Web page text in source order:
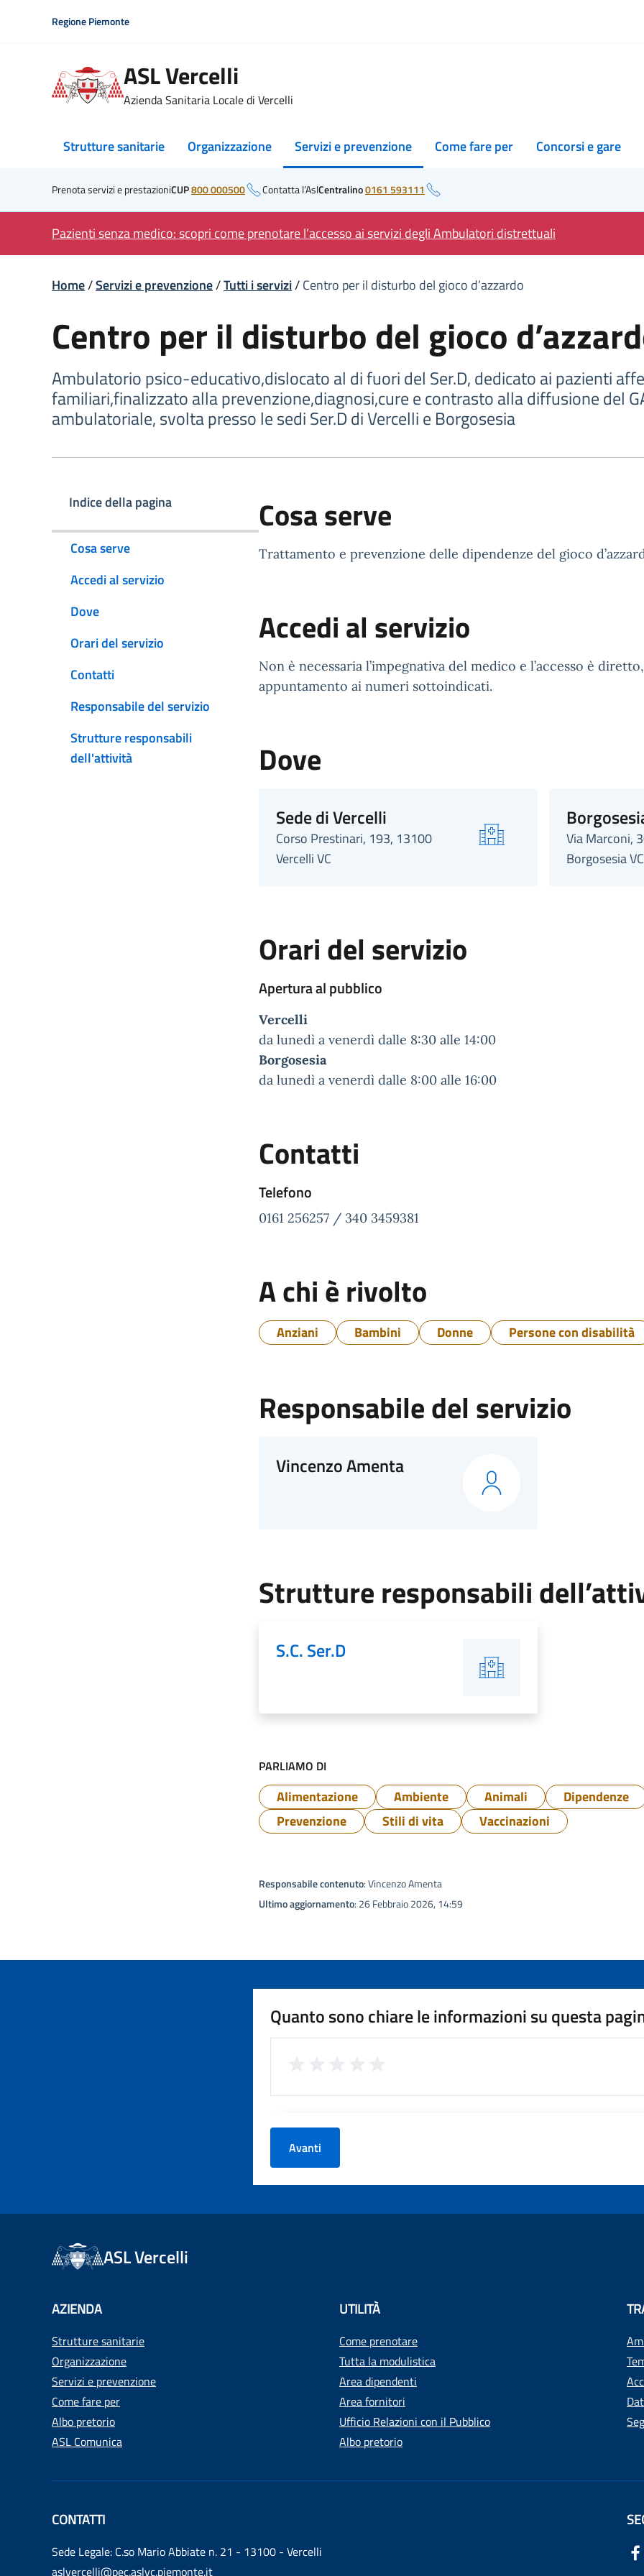
Regione Piemonte
ASL Vercelli
Azienda Sanitaria Locale di Vercelli
Strutture sanitarie Organizzazione Servizi e prevenzione Come fare per Concorsi e gare
Prenota servizi e prestazioniCUP800 000500 Contatta l’AslCentralino0161 593111
Pazienti senza medico: scopri come prenotare l’accesso ai servizi degli Ambulatori distrettuali
Home/Servizi e prevenzione/Tutti i servizi/Centro per il disturbo del gioco d’azzardo
Centro per il disturbo del gioco
Ambulatorio psico-educativo,dislocato al di fuori del Ser.D, dedicato ai pazienti
familiari,finalizzato alla prevenzione,diagnosi,cure e contrasto alla diffusione del
ambulatoriale, svolta presso le sedi Ser.D di Vercelli e Borgosesia
Indice della pagina
Cosa serve
Accedi al servizio
Dove
Orari del servizio
Contatti
Responsabile del servizio
Strutture responsabili
dell'attività
Cosa serve
Trattamento e prevenzione delle dipendenze del gioco
Accedi al servizio
Non è necessaria l’impegnativa del medico e l’accesso è
appuntamento ai numeri sottoindicati.
Dove
Sede di Vercelli
Corso Prestinari, 193, 13100
Vercelli VC
Via Marconi,
Borgosesia VC
Orari del servizio
Apertura al pubblico
Vercelli
da lunedì a venerdì dalle 8:30 alle 14:00
Borgosesia
da lunedì a venerdì dalle 8:00 alle 16:00
Contatti
Telefono
0161 256257 / 340 3459381
A chi è rivolto
Anziani Bambini Donne Persone con disabilità
Responsabile del servizio
Vincenzo Amenta
Strutture responsabili
S.C. Ser.D
PARLIAMO DI
Alimentazione Ambiente Animali
Dipendenze
Prevenzione
Stili di vita Vaccinazioni
Responsabile contenuto: Vincenzo Amenta
Ultimo aggiornamento: 26 Febbraio 2026, 14:59
Quanto sono chiare le informazioni su questa
Avanti
ASL Vercelli
AZIENDA
Strutture sanitarie
Organizzazione
Servizi e prevenzione
Come fare per
Albo pretorio
ASL Comunica
UTILITÀ
Come prenotare
Tutta la modulistica
Area dipendenti
Area fornitori
Ufficio Relazioni con il Pubblico
Albo pretorio
CONTATTI
Sede Legale: C.so Mario Abbiate n. 21 - 13100 - Vercelli
aslvercelli@pec.aslvc.piemonte.it